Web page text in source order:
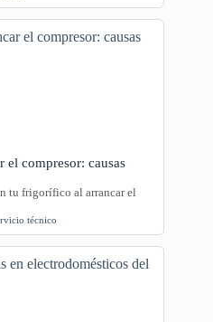
compresor: causas
tu frigorífico al arrancar el
técnico